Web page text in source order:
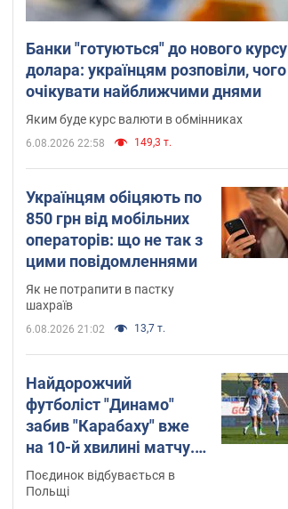
Банки "готуються" до нового курсу
долара: українцям розповіли, чого
очікувати найближчими днями
Яким буде курс валюти в обмінниках
6.08.2026 22:58 149,3 т.
Українцям обіцяють по
850 грн від мобільних
операторів: що не так з
цими повідомленнями
Як не потрапити в пастку
шахраїв
6.08.2026 21:02 13,7 т.
Найдорожчий
футболіст "Динамо"
забив "Карабаху" вже
на 10-й хвилині матчу.
Відео
Поєдинок відбувається в
Польщі